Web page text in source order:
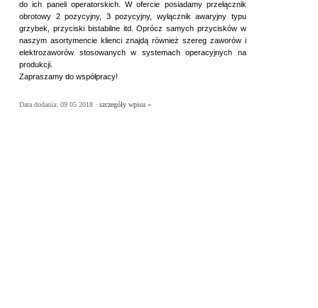
do ich paneli operatorskich. W ofercie posiadamy przełącznik
obrotowy 2 pozycyjny, 3 pozycyjny, wyłącznik awaryjny typu
grzybek, przyciski bistabilne itd. Oprócz samych przycisków w
naszym asortymencie klienci znajdą również szereg zaworów i
elektrozaworów stosowanych w systemach operacyjnych na
produkcji.
Zapraszamy do współpracy!
Data dodania: 09 05 2018 · szczegóły wpisu »